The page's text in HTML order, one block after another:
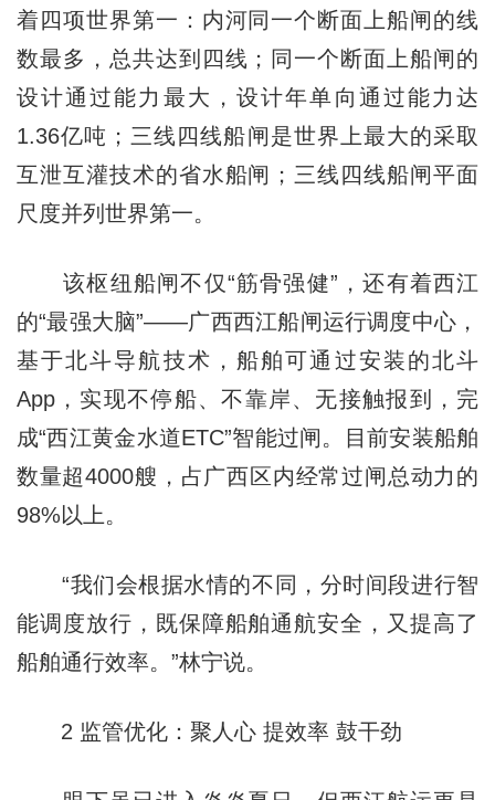
着四项世界第一：内河同一个断面上船闸的线
数最多，总共达到四线；同一个断面上船闸的
设计通过能力最大，设计年单向通过能力达
1.36亿吨；三线四线船闸是世界上最大的采取
互泄互灌技术的省水船闸；三线四线船闸平面
尺度并列世界第一。
该枢纽船闸不仅“筋骨强健”，还有着西江
的“最强大脑”——广西西江船闸运行调度中心，
基于北斗导航技术，船舶可通过安装的北斗
App，实现不停船、不靠岸、无接触报到，完
成“西江黄金水道ETC”智能过闸。目前安装船舶
数量超4000艘，占广西区内经常过闸总动力的
98%以上。
“我们会根据水情的不同，分时间段进行智
能调度放行，既保障船舶通航安全，又提高了
船舶通行效率。”林宁说。
2 监管优化：聚人心 提效率 鼓干劲